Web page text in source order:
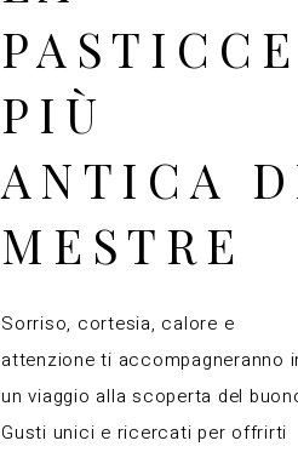
PIÙ
ANTICA
MESTRE
Sorriso, cortesia, calore e
attenzione ti accompagneranno
un viaggio alla scoperta del
Gusti unici e ricercati per offrirti